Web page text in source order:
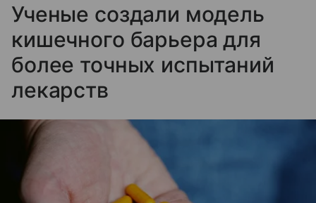
Ученые создали модель
кишечного барьера для
более точных испытаний
лекарств